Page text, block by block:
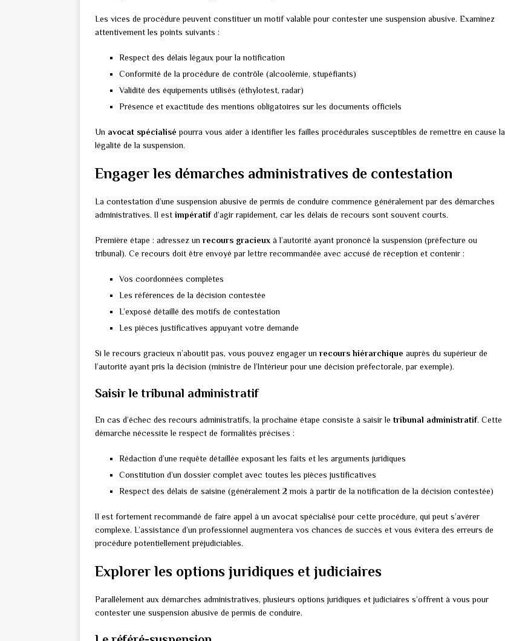
Les vices de procédure peuvent constituer un motif valable pour contester une suspension abusive. Examinez
attentivement les points suivants :
Respect des délais légaux pour la notification
Conformité de la procédure de contrôle (alcoolémie, stupéfiants)
Validité des équipements utilisés (éthylotest, radar)
Présence et exactitude des mentions obligatoires sur les documents officiels
Un avocat spécialisé pourra vous aider à identifier les failles procédurales susceptibles de remettre en cause la
légalité de la suspension.
Engager les démarches administratives de contestation
La contestation d’une suspension abusive de permis de conduire commence généralement par des démarches
administratives. Il est impératifd’agir rapidement, car les délais de recours sont souvent courts.
Première étape : adressez un recours gracieux à l’autorité ayant prononcé la suspension (préfecture ou
tribunal). Ce recours doit être envoyé par lettre recommandée avec accusé de réception et contenir :
Vos coordonnées complètes
Les références de la décision contestée
L’exposé détaillé des motifs de contestation
Les pièces justificatives appuyant votre demande
Si le recours gracieux n’aboutit pas, vous pouvez engager un recours hiérarchique auprès du supérieur de
l’autorité ayant pris la décision (ministre de l’Intérieur pour une décision préfectorale, par exemple).
Saisir le tribunal administratif
En cas d’échec des recours administratifs, la prochaine étape consiste à saisir le tribunal administratif. Cette
démarche nécessite le respect de formalités précises :
Rédaction d’une requête détaillée exposant les faits et les arguments juridiques
Constitution d’un dossier complet avec toutes les pièces justificatives
Respect des délais de saisine (généralement 2 mois à partir de la notification de la décision contestée)
Il est fortement recommandé de faire appel à un avocat spécialisé pour cette procédure, qui peut s’avérer
complexe. L’assistance d’un professionnel augmentera vos chances de succès et vous évitera des erreurs de
procédure potentiellement préjudiciables.
Explorer les options juridiques et judiciaires
Parallèlement aux démarches administratives, plusieurs options juridiques et judiciaires s’offrent à vous pour
contester une suspension abusive de permis de conduire.